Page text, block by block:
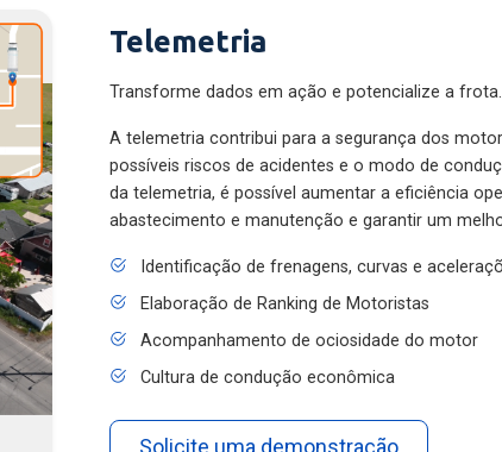
Telemetria
Transforme dados em ação e potencialize a frota.
A telemetria contribui para a segurança dos
possíveis riscos de acidentes e o modo de
da telemetria, é possível aumentar a eficiência
abastecimento e manutenção e garantir um
Identificação de frenagens, curvas e
Elaboração de Ranking de Motoristas
Acompanhamento de ociosidade do motor
Cultura de condução econômica
Solicite uma demonstração